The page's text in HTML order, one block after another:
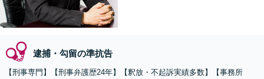
逮捕・勾留の準抗告
【刑事専門】【刑事弁護歴24年】【釈放・不起訴実績多数】【事務所